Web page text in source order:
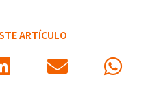
ARTÍCULO